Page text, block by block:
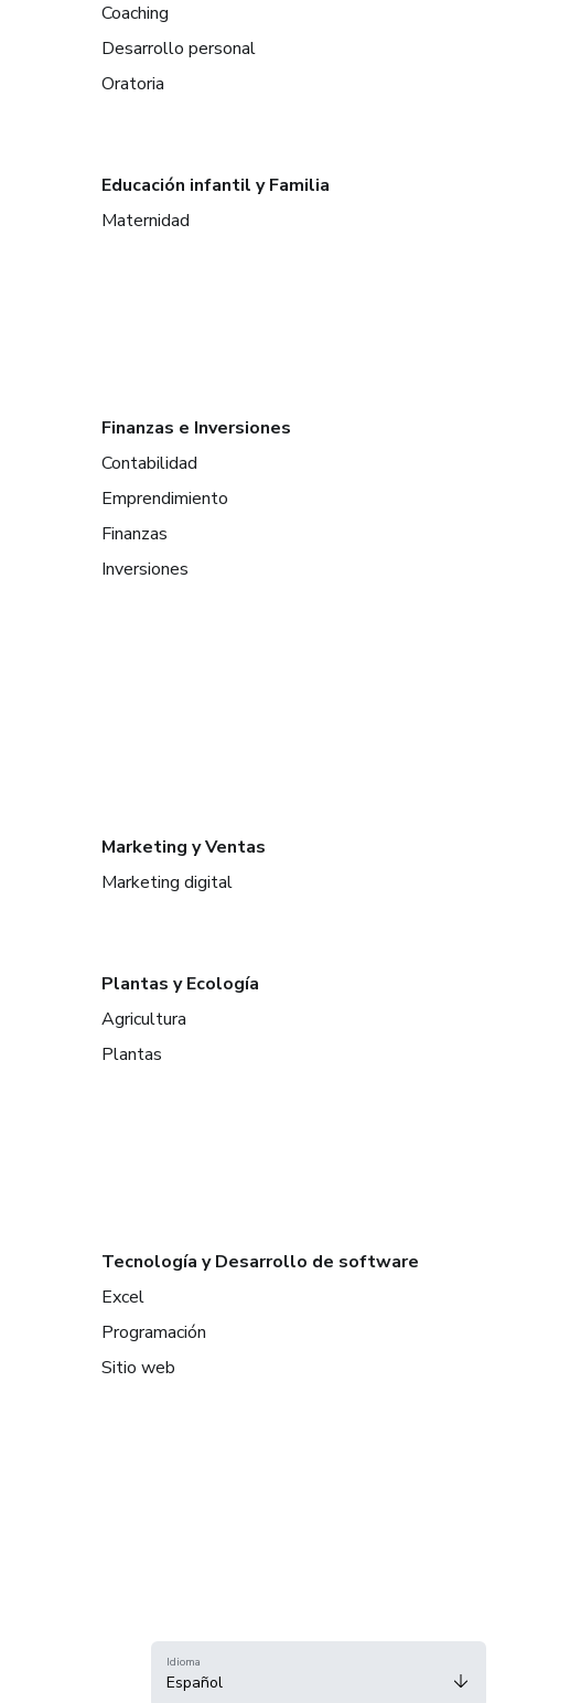
Coaching
Desarrollo personal
Oratoria
Educación infantil y Familia
Maternidad
Finanzas e Inversiones
Contabilidad
Emprendimiento
Finanzas
Inversiones
Marketing y Ventas
Marketing digital
Plantas y Ecología
Agricultura
Plantas
Tecnología y Desarrollo de software
Excel
Programación
Sitio web
Idioma
Español